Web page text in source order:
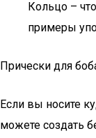
Кольцо –
примеры
Прически для
Если вы носите
можете создать